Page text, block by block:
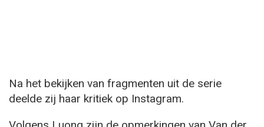
Na het bekijken van fragmenten uit de serie
deelde zij haar kritiek op Instagram.